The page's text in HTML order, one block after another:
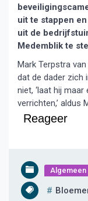
uit te stappen
uit de
Medemblik te
Mark Terpstra
dat de dader zich
niet, ‘laat hij
verrichten,’ aldus
Reageer
Algemeen